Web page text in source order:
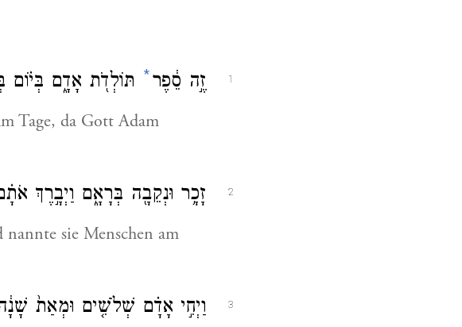
1 זֶ֣ה סֵ֔פֶר* תּוֹלְדֹ֖ת אָדָ֑ם
Tage, da Gott Adam
2 זָכָ֥ר וּנְקֵבָ֖ה בְּרָאָ֑ם וַיְבָ֣רֶךְ
sie Menschen am
3 וַיְחִ֣י אָדָ֗ם שְׁלֹשִׁ֤ים וּמְאַת֙